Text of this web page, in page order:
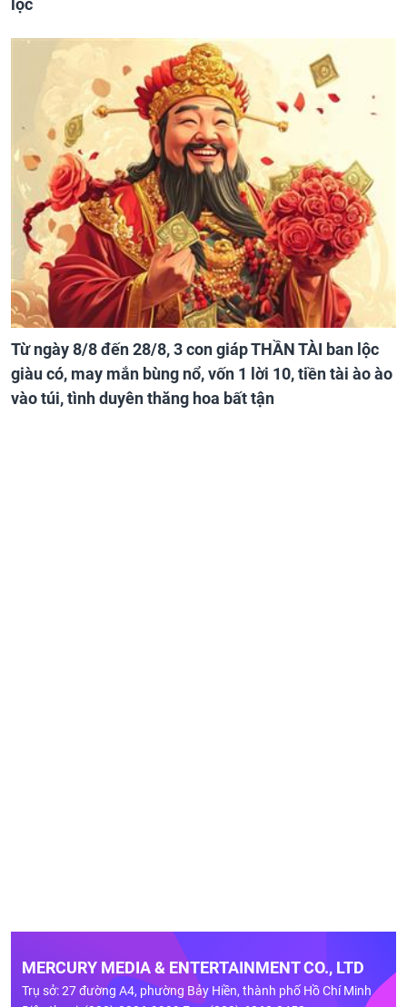
lộc
Từ ngày 8/8 đến 28/8, 3 con giáp THẦN TÀI ban lộc
giàu có, may mắn bùng nổ, vốn 1 lời 10, tiền tài ào ào
vào túi, tình duyên thăng hoa bất tận
MERCURY MEDIA & ENTERTAINMENT CO., LTD
Trụ sở: 27 đường A4, phường Bảy Hiền, thành phố Hồ Chí Minh